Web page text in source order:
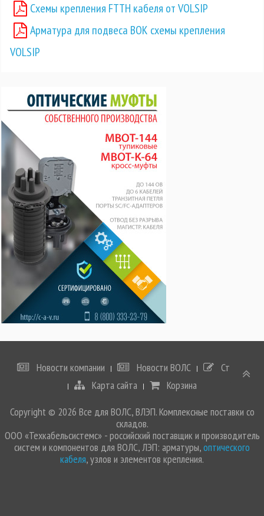
Схемы крепления FTTH кабеля от VOLSIP
Арматура для подвеса ВОК схемы крепления
VOLSIP
Новости компании Новости ВОЛС
Статьи
Карта сайта
Корзина
Copyright © 2026 Все для ВОЛС, ВЛЭП. Комплексные поставки со
складов.
ООО «Техкабельсистемс» - российский поставщик и производитель
систем и компонентов для ВОЛС, ЛЭП: арматуры,оптического
кабеля, узлов и элементов крепления.